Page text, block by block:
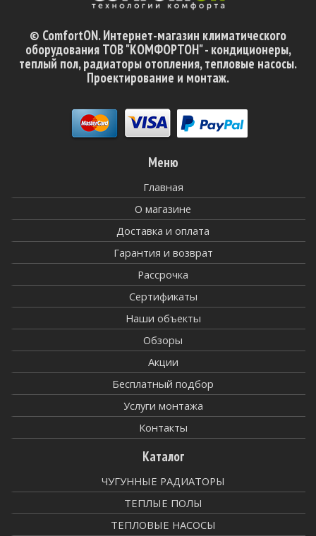
© ComfortON. Интернет-магазин климатического
оборудования ТОВ "КОМФОРТОН" - кондиционеры,
теплый пол, радиаторы отопления, тепловые насосы.
Проектирование и монтаж.
Меню
Главная
О магазине
Доставка и оплата
Гарантия и возврат
Рассрочка
Сертификаты
Наши объекты
Обзоры
Акции
Бесплатный подбор
Услуги монтажа
Контакты
Каталог
ЧУГУННЫЕ РАДИАТОРЫ
ТЕПЛЫЕ ПОЛЫ
ТЕПЛОВЫЕ НАСОСЫ